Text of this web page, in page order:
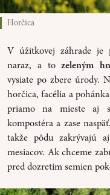
Horčica
V úžitkovej záhrade je
naraz, a tozeleným
vysiate po zbere úrody.
horčica, facélia a
priamo na mieste aj
kompostéra a zase
takže pôdu zakrývajú
mesiacov. Ak chceme
pred dozretím semien